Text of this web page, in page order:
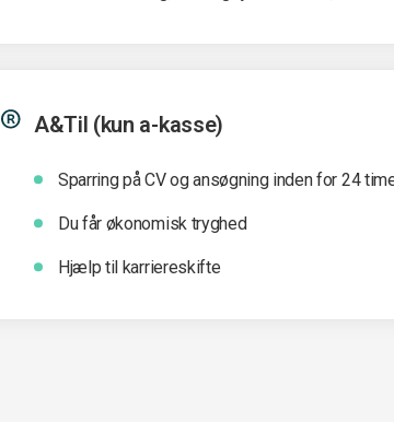
A&Til (kun a-kasse)
Sparring på CV og ansøgning inden for 24
Du får økonomisk tryghed
Hjælp til karriereskifte